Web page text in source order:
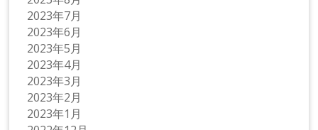
2023年7月
2023年6月
2023年5月
2023年4月
2023年3月
2023年2月
2023年1月